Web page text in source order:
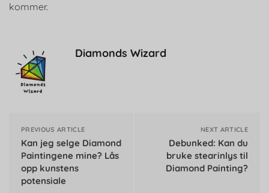
kommer.
Diamonds Wizard
PREVIOUS ARTICLE
Kan jeg selge Diamond
Paintingene mine? Lås
opp kunstens
potensiale
NEXT ARTICLE
Debunked: Kan du
bruke stearinlys til
Diamond Painting?